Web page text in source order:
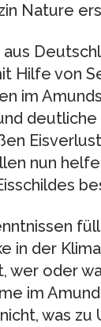
Nature
Hilfe von
im
nun
in der
wer oder
im
was